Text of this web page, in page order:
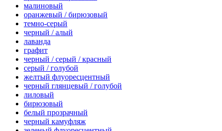
малиновый
оранжевый / бирюзовый
темно-серый
черный / алый
лаванда
графит
черный / серый / красный
серый / голубой
желтый флуоресцентный
черный глянцевый / голубой
лиловый
бирюзовый
белый прозрачный
черный камуфляж